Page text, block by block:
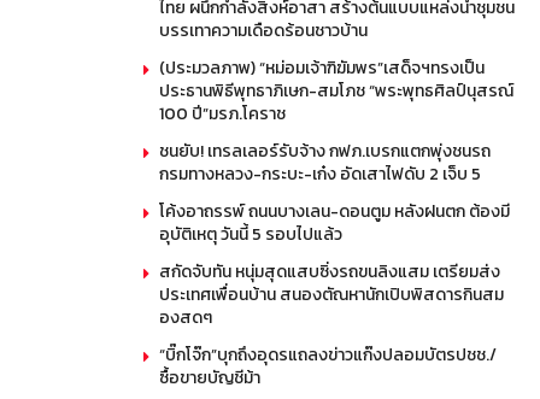
ไทย ผนึกกำลังสิงห์อาสา สร้างต้นแบบแหล่งน้ำชุมชน
บรรเทาความเดือดร้อนชาวบ้าน
(ประมวลภาพ) “หม่อมเจ้าฑิฆัมพร”เสด็จฯทรงเป็น
ประธานพิธีพุทธาภิเษก-สมโภช “พระพุทธศิลป์นุสรณ์
100 ปี”มรภ.โคราช
ชนยับ! เทรลเลอร์รับจ้าง กฟภ.เบรกแตกพุ่งชนรถ
กรมทางหลวง-กระบะ-เก๋ง อัดเสาไฟดับ 2 เจ็บ 5
โค้งอาถรรพ์ ถนนบางเลน-ดอนตูม หลังฝนตก ต้องมี
อุบัติเหตุ วันนี้ 5 รอบไปแล้ว
สกัดจับทัน หนุ่มสุดแสบซิ่งรถขนลิงแสม เตรียมส่ง
ประเทศเพื่อนบ้าน สนองตัณหานักเปิบพิสดารกินสม
องสดๆ
“บิ๊กโจ๊ก”บุกถึงอุดรแถลงข่าวแก๊งปลอมบัตรปชช./
ซื้อขายบัญชีม้า